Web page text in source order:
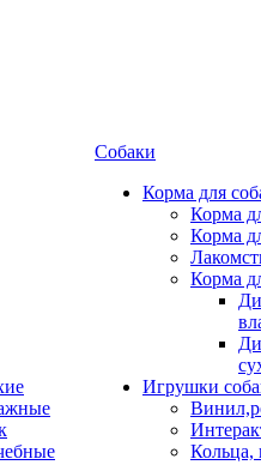
Собаки
Корма для
Корма
Корма
Корма
Игрушки
Кольца,